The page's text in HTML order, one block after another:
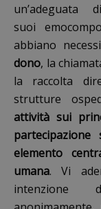
suoi
abbiano
dono, la
la raccolta
strutture
attività sui
elemento
umana. Vi
intenzione